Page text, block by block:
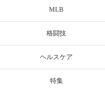
MLB
格闘技
ヘルスケア
特集